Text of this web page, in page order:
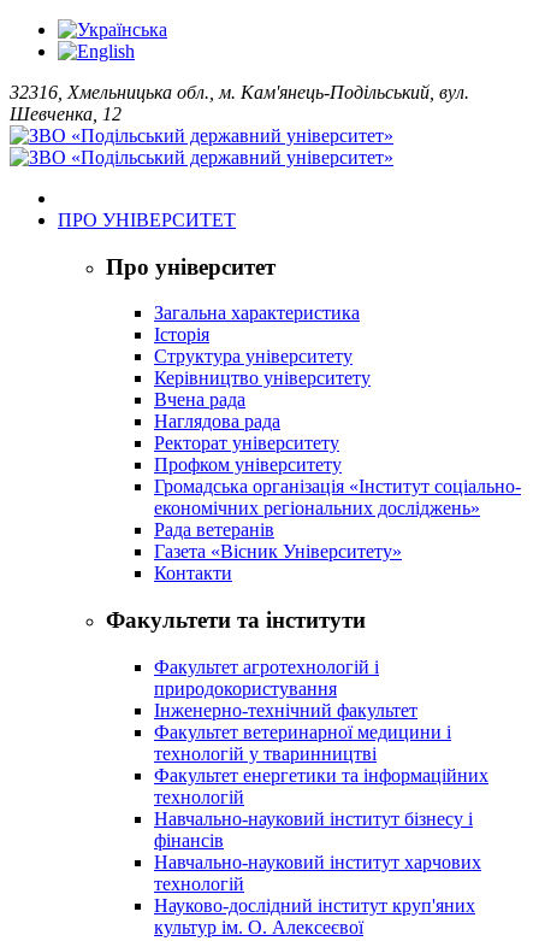
32316, Хмельницька обл., м. Кам'янець-Подільський, вул.
Шевченка, 12
ПРО УНІВЕРСИТЕТ
Про університет
Загальна характеристика
Історія
Структура університету
Керівництво університету
Вчена рада
Наглядова рада
Ректорат університету
Профком університету
Громадська організація «Інститут соціально-
економічних регіональних досліджень»
Рада ветеранів
Газета «Вісник Університету»
Контакти
Факультети та інститути
Факультет агротехнологій і
природокористування
Інженерно-технічний факультет
Факультет ветеринарної медицини і
технологій у тваринництві
Факультет енергетики та інформаційних
технологій
Навчально-науковий інститут бізнесу і
фінансів
Навчально-науковий інститут харчових
технологій
Науково-дослідний інститут круп'яних
культур ім. О. Алексеєвої